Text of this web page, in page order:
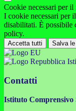
Cookie necessari per
I cookie necessari per
disabilitati. È possibile
policy.
Accetta tutti Salva
Contatti
Istituto Comprensivo